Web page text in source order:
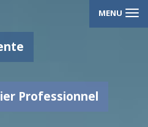
MENU
Professionnel